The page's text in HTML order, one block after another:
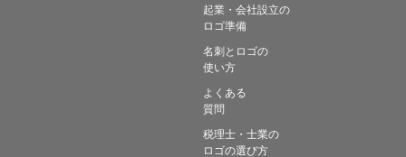
起業・会社設立の
ロゴ準備
名刺とロゴの
使い方
よくある
質問
税理士・士業の
ロゴの選び方